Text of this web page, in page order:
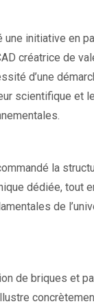
une initiative en
créatrice de
d’une
scientifique et
la
dédiée, tout
de
de briques et